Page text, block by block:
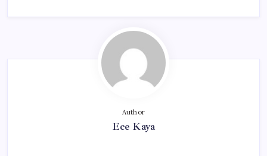
Author
Ece Kaya